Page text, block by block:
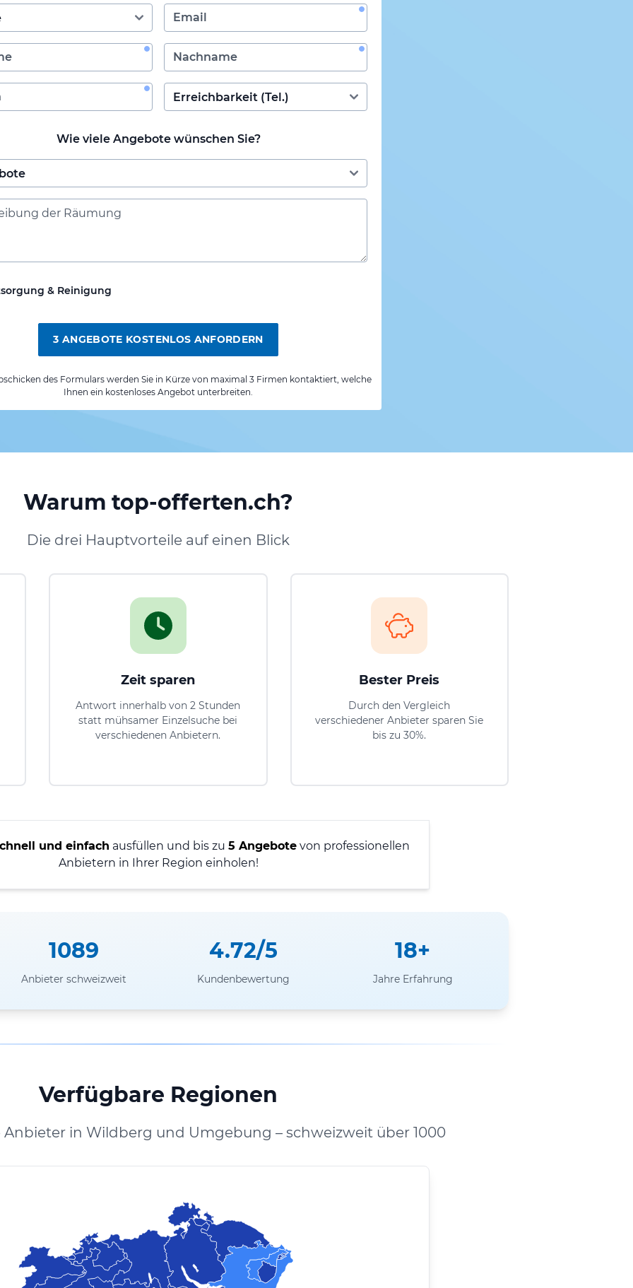
Wie viele Angebote wünschen Sie?
& Reinigung
3 ANGEBOTE KOSTENLOS ANFORDERN
des Formulars werden Sie in Kürze von maximal 3 Firmen kontaktiert, welche
Ihnen ein kostenloses Angebot unterbreiten.
Warum top-offerten.ch?
Die drei Hauptvorteile auf einen Blick
Zeit sparen
Antwort innerhalb von 2 Stunden
statt mühsamer Einzelsuche bei
verschiedenen Anbietern.
Bester Preis
Durch den Vergleich
verschiedener Anbieter sparen Sie
bis zu 30%.
und einfach ausfüllen und bis zu 5 Angebotevon professionellen
Anbietern in Ihrer Region einholen!
1089
Anbieter schweizweit
4.72/5
Kundenbewertung
18+
Jahre Erfahrung
Verfügbare Regionen
in Wildberg und Umgebung – schweizweit über 1000